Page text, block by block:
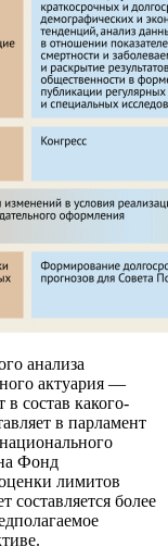
анализа
актуария —
в состав какого-
в парламент
Фонд
лимитов
составляется более